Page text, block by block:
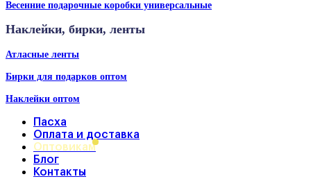
Весенние подарочные коробки универсальные
Наклейки, бирки, ленты
Атласные ленты
Бирки для подарков оптом
Наклейки оптом
Пасха
Оплата и доставка
Оптовикам
Блог
Контакты